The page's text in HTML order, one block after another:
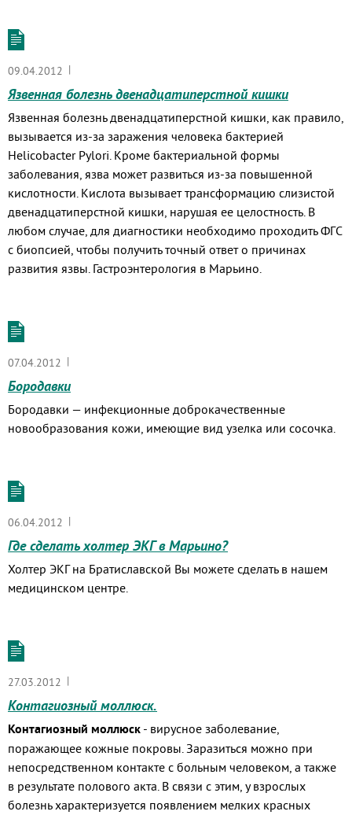
09.04.2012 |
Язвенная болезнь двенадцатиперстной кишки
Язвенная болезнь двенадцатиперстной кишки, как правило,
вызывается из-за заражения человека бактерией
Helicobacter Pylori. Кроме бактериальной формы
заболевания, язва может развиться из-за повышенной
кислотности. Кислота вызывает трансформацию слизистой
двенадцатиперстной кишки, нарушая ее целостность. В
любом случае, для диагностики необходимо проходить ФГС
с биопсией, чтобы получить точный ответ о причинах
развития язвы. Гастроэнтерология в Марьино.
07.04.2012 |
Бородавки
Бородавки — инфекционные доброкачественные
новообразования кожи, имеющие вид узелка или сосочка.
06.04.2012 |
Где сделать холтер ЭКГ в Марьино?
Холтер ЭКГ на Братиславской Вы можете сделать в нашем
медицинском центре.
27.03.2012 |
Контагиозный моллюск.
Контагиозный моллюск - вирусное заболевание,
поражающее кожные покровы. Заразиться можно при
непосредственном контакте с больным человеком, а также
в результате полового акта. В связи с этим, у взрослых
болезнь характеризуется появлением мелких красных